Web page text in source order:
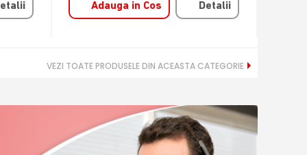
Adauga in Cos Detalii
VEZI TOATE PRODUSELE DIN ACEASTA CATEGORIE